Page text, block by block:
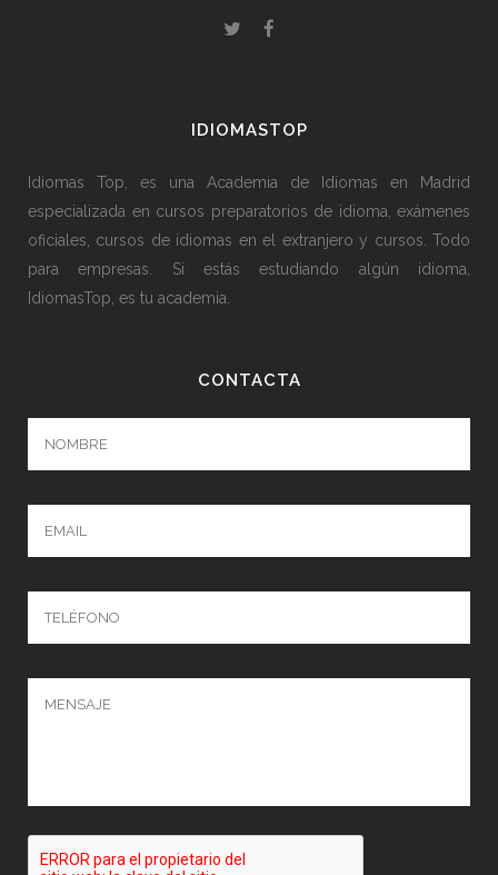
IDIOMASTOP
Idiomas Top, es una Academia de Idiomas en Madrid
especializada en cursos preparatorios de idioma, exámenes
oficiales, cursos de idiomas en el extranjero y cursos. Todo
para empresas. Si estás estudiando algún idioma,
IdiomasTop, es tu academia.
CONTACTA